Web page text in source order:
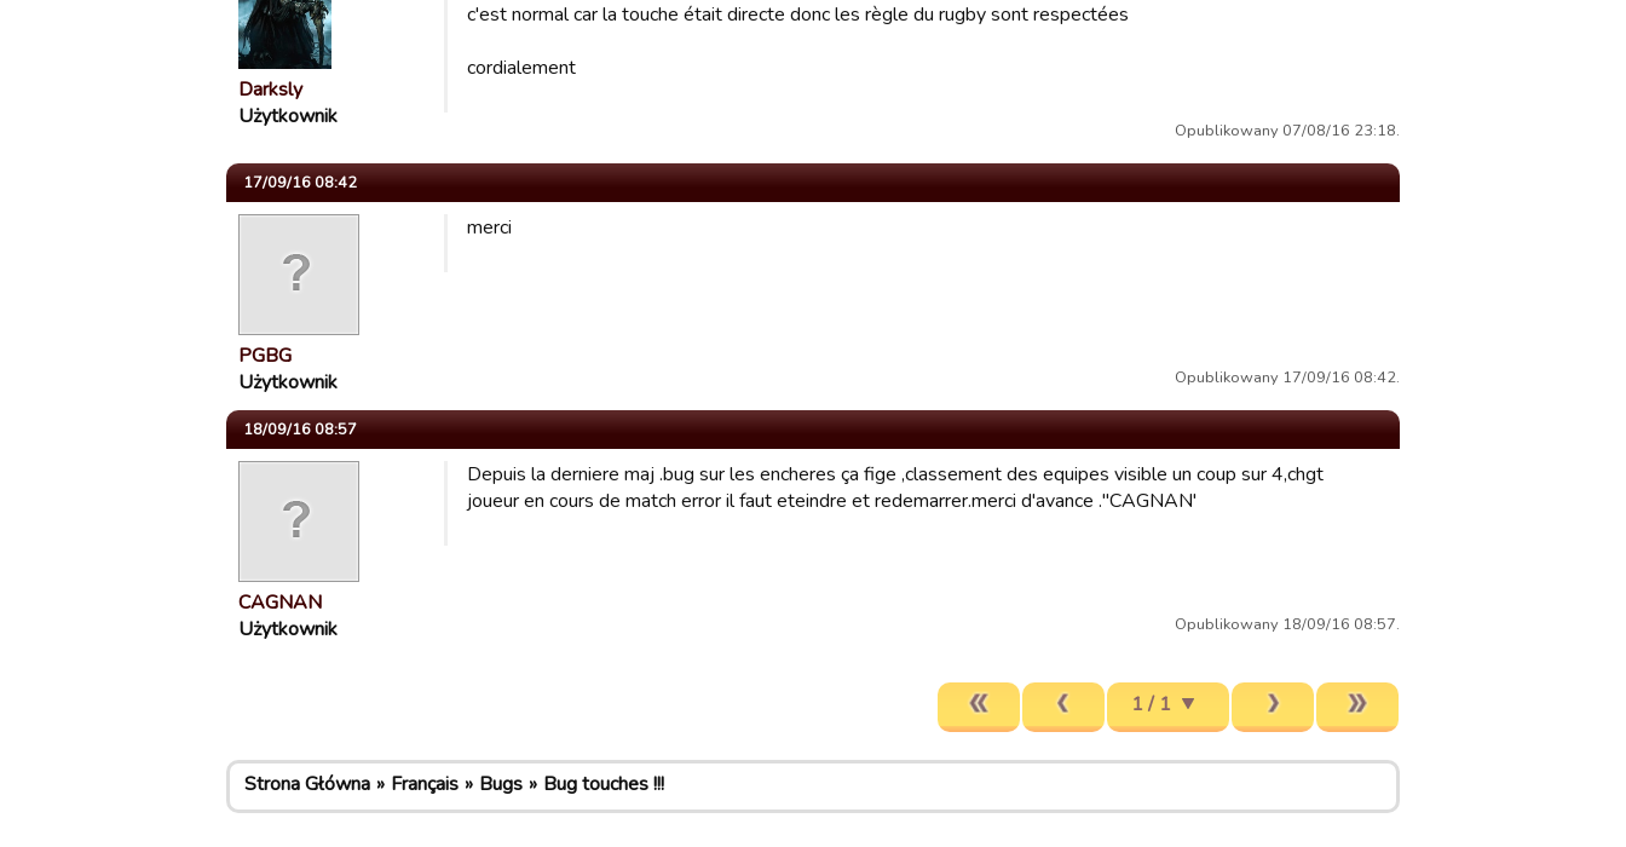
Darksly
Użytkownik
c'est normal car la touche était directe donc les règle du rugby sont respectées
cordialement
Opublikowany 07/08/16 23:18.
17/09/16 08:42
PGBG
Użytkownik
merci
Opublikowany 17/09/16 08:42.
18/09/16 08:57
CAGNAN
Użytkownik
Depuis la derniere maj .bug sur les encheres ça fige ,classement des equipes visible un coup sur 4,chgt
joueur en cours de match error il faut eteindre et redemarrer.merci d'avance ."CAGNAN'
Opublikowany 18/09/16 08:57.
1 / 1
Strona Główna Français Bugs Bug touches !!!